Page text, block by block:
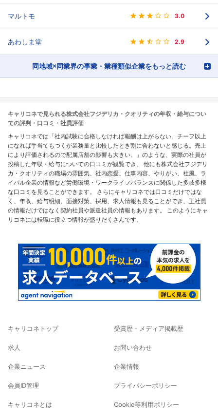
マルトモ 3.0
あわしま堂 2.9
同地域×同業界の事業・業種類似企業をもっと読む
キャリコネで見られる株式会社フジデリカ・クオリティの年収・給与につい
ての評判・口コミ・社員評価
キャリコネでは「社内試験に合格しなければ報酬は上がらない。チーフ以上
になれば手当てもつくが業務量と比較したとき割に合わないと感じる。売上
により評価されるので配属店舗の影響も大きい。」のような、実際の社員が
投稿した年収・給与についての口コミが観覧でき、 他にも株式会社フジデリ
カ・クオリティの職場の雰囲気、社内恋愛、仕事内容、やりがい、社風、ラ
イバル企業の情報など労働環境・ワークライフバランスに関係した多岐多様
な口コミを見ることができます。 さらにキャリコネでは口コミだけではな
く、年収、給与明細、面接対策、採用、求人情報も見ることができ、正社員
の情報だけではなく契約社員や派遣社員の情報もあります。 このようにキャ
リコネには転職に役立つ情報が盛りだくさんです。
キャリコネトップ
求人
企業ニュース
会員ID管理
キャリコネとは
受賞歴・メディア掲載歴
お問い合わせ
企業情報
プライバシーポリシー
Cookie等利用ポリシー